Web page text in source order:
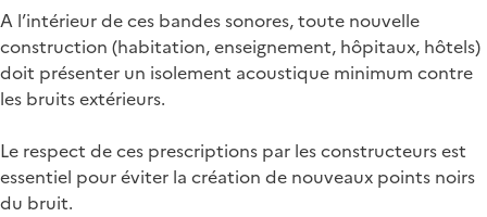
A l’intérieur de ces bandes sonores, toute nouvelle
construction (habitation, enseignement, hôpitaux, hôtels)
doit présenter un isolement acoustique minimum contre
les bruits extérieurs.
Le respect de ces prescriptions par les constructeurs est
essentiel pour éviter la création de nouveaux points noirs
du bruit.